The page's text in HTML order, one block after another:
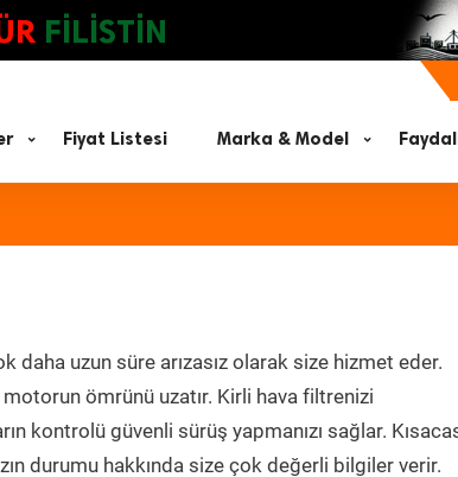
FİLİSTİN
Fiyat Listesi Marka & Model
daha uzun süre arızasız olarak size hizmet eder.
ömrünü uzatır. Kirli hava filtrenizi
kontrolü güvenli sürüş yapmanızı sağlar.
durumu hakkında size çok değerli bilgiler verir.